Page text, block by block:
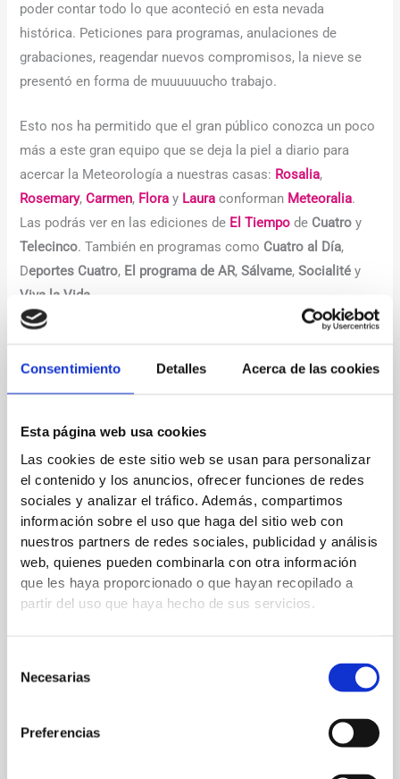
Consentimiento Detalles Acerca de las cookies
Esta página web usa cookies
Las cookies de este sitio web se usan para personalizar
el contenido y los anuncios, ofrecer funciones de redes
sociales y analizar el tráfico. Además, compartimos
información sobre el uso que haga del sitio web con
nuestros partners de redes sociales, publicidad y análisis
web, quienes pueden combinarla con otra información
que les haya proporcionado o que hayan recopilado a
partir del uso que haya hecho de sus servicios.
Necesarias
Preferencias
poder contar todo lo que aconteció en esta nevada
histórica. Peticiones para programas, anulaciones de
grabaciones, reagendar nuevos compromisos, la nieve se
presentó en forma de muuuuuucho trabajo.
Esto nos ha permitido que el gran público conozca un poco
más a este gran equipo que se deja la piel a diario para
acercar la Meteorología a nuestras casas: Rosalia,
Rosemary,Carmen, Flora y Laura conforman Meteoralia.
Las podrás ver en las ediciones de El Tiempo de Cuatro y
Telecinco. También en programas como Cuatro al Día,
Deportes Cuatro, El programa de AR,Sálvame,Socialité y
Viva la Vida
sus redes sociales. Para nosotras es un placer compartir el
día a día con ellas. Por su profesionalidad, su carisma, su
←Entrada anterior Entrada siguiente
Deja un comentario
Tu dirección de correo electrónico no será publicada.
campos obligatorios están marcados con*